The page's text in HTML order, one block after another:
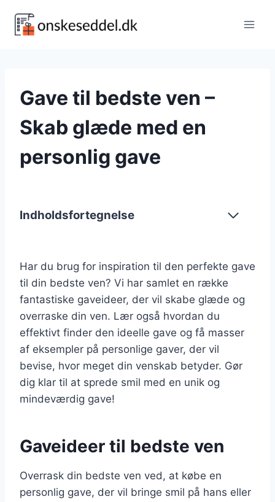
Gave til bedste ven –
Skab glæde med en
personlig gave
Indholdsfortegnelse
Har du brug for inspiration til den perfekte gave
til din bedste ven? Vi har samlet en række
fantastiske gaveideer, der vil skabe glæde og
overraske din ven. Lær også hvordan du
effektivt finder den ideelle gave og få masser
af eksempler på personlige gaver, der vil
bevise, hvor meget din venskab betyder. Gør
dig klar til at sprede smil med en unik og
mindeværdig gave!
Gaveideer til bedste ven
Overrask din bedste ven ved, at købe en
personlig gave, der vil bringe smil på hans eller